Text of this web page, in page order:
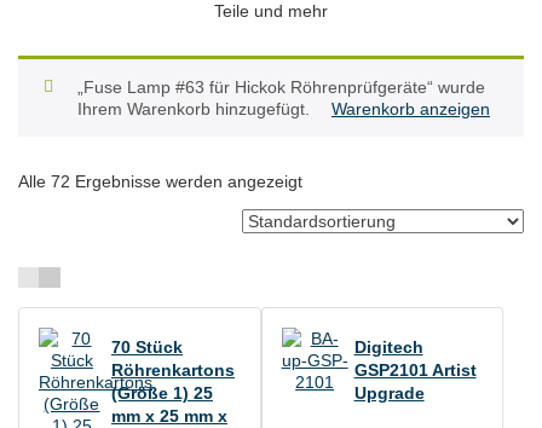
Teile und mehr
„Fuse Lamp #63 für Hickok Röhrenprüfgeräte“ wurde
Ihrem Warenkorb hinzugefügt.
Warenkorb anzeigen
Alle 72 Ergebnisse werden angezeigt
70 Stück
Röhrenkartons
(Größe 1) 25
mm x 25 mm x
Digitech
GSP2101 Artist
Upgrade